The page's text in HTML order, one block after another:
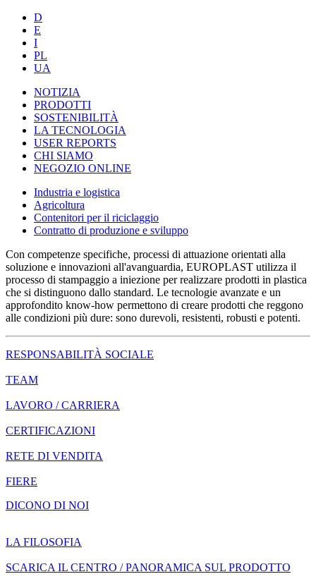
D
E
I
PL
UA
NOTIZIA
PRODOTTI
SOSTENIBILITÀ
LA TECNOLOGIA
USER REPORTS
CHI SIAMO
NEGOZIO ONLINE
Industria e logistica
Agricoltura
Contenitori per il riciclaggio
Contratto di produzione e sviluppo
Con competenze specifiche, processi di attuazione orientati alla
soluzione e innovazioni all'avanguardia, EUROPLAST utilizza il
processo di stampaggio a iniezione per realizzare prodotti in plastica
che si distinguono dallo standard. Le tecnologie avanzate e un
approfondito know-how permettono di creare prodotti che reggono
alle condizioni più dure: sono durevoli, resistenti, robusti e potenti.
RESPONSABILITÀ SOCIALE
TEAM
LAVORO / CARRIERA
CERTIFICAZIONI
RETE DI VENDITA
FIERE
DICONO DI NOI
LA FILOSOFIA
SCARICA IL CENTRO / PANORAMICA SUL PRODOTTO